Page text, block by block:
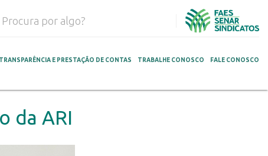
TRANSPARÊNCIA E PRESTAÇÃO DE CONTAS TRABALHE CONOSCO FALE CONOSCO
da ARI